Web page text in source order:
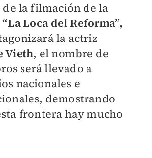
de la filmación de la
“La Loca del Reforma”,
la actriz
Vieth, el nombre de
será llevado a
nacionales e
demostrando
frontera hay mucho